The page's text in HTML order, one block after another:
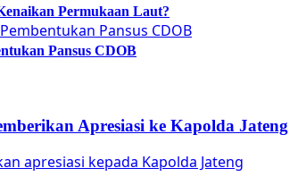
Permukaan Laut?
Pansus CDOB
Apresiasi ke Kapolda Jateng
apresiasi kepada Kapolda Jateng